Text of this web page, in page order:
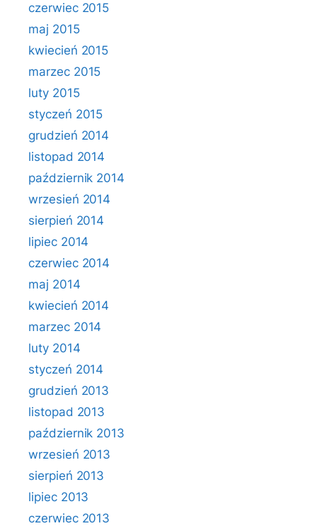
czerwiec 2015
maj 2015
kwiecień 2015
marzec 2015
luty 2015
styczeń 2015
grudzień 2014
listopad 2014
październik 2014
wrzesień 2014
sierpień 2014
lipiec 2014
czerwiec 2014
maj 2014
kwiecień 2014
marzec 2014
luty 2014
styczeń 2014
grudzień 2013
listopad 2013
październik 2013
wrzesień 2013
sierpień 2013
lipiec 2013
czerwiec 2013